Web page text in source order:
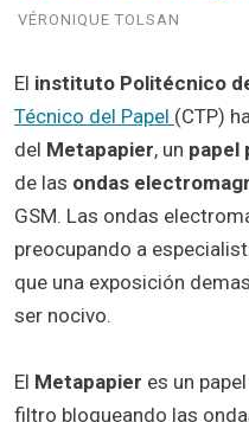
VÉRONIQUE TOLSAN
El instituto Politécnico
Técnico del Papel (CTP)
del Metapapier, un papel
de las ondas
GSM. Las ondas
preocupando a
que una exposición
ser nocivo.
El Metapapier es un
filtro bloqueando las